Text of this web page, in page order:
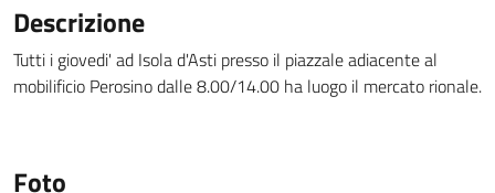
Descrizione
Tutti i giovedi' ad Isola d'Asti presso il piazzale adiacente al
mobilificio Perosino dalle 8.00/14.00 ha luogo il mercato rionale.
Foto